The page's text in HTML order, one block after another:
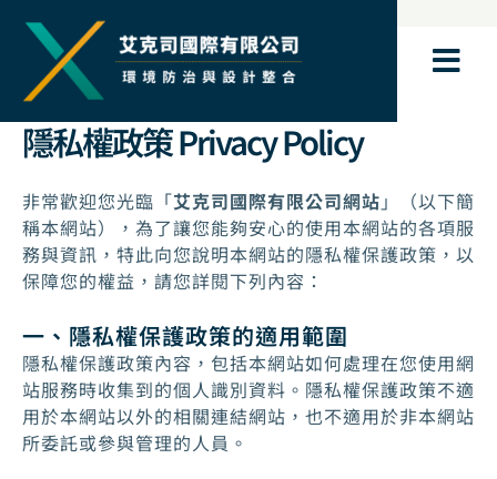
內 隱私權政策 Privacy Policy
非常歡迎您光臨「艾克司國際有限公司網站 」（以下簡
稱本網站），為了讓您能夠安心的使用本網站的各項服
務與資訊，特此向您說明本網站的隱私權保護政策，以
保障您的權益，請您詳閱下列內容：
一、隱私權保護政策的適用範圍
隱私權保護政策內容，包括本網站如何處理在您使用網
站服務時收集到的個人識別資料。隱私權保護政策不適
用於本網站以外的相關連結網站，也不適用於非本網站
所委託或參與管理的人員。